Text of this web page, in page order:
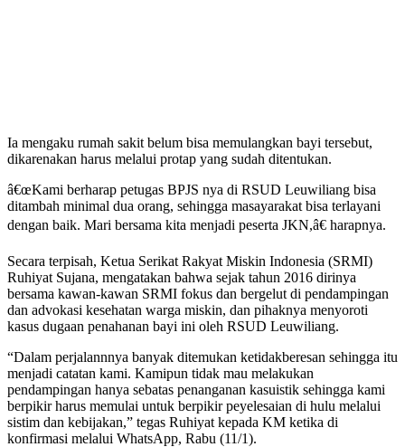
Ia mengaku rumah sakit belum bisa memulangkan bayi tersebut,
dikarenakan harus melalui protap yang sudah ditentukan.
â€œKami berharap petugas BPJS nya di RSUD Leuwiliang bisa
ditambah minimal dua orang, sehingga masayarakat bisa terlayani
dengan baik. Mari bersama kita menjadi peserta JKN,â€ harapnya.
Secara terpisah, Ketua Serikat Rakyat Miskin Indonesia (SRMI)
Ruhiyat Sujana, mengatakan bahwa sejak tahun 2016 dirinya
bersama kawan-kawan SRMI fokus dan bergelut di pendampingan
dan advokasi kesehatan warga miskin, dan pihaknya menyoroti
kasus dugaan penahanan bayi ini oleh RSUD Leuwiliang.
“Dalam perjalannnya banyak ditemukan ketidakberesan sehingga itu
menjadi catatan kami. Kamipun tidak mau melakukan
pendampingan hanya sebatas penanganan kasuistik sehingga kami
berpikir harus memulai untuk berpikir peyelesaian di hulu melalui
sistim dan kebijakan,” tegas Ruhiyat kepada KM ketika di
konfirmasi melalui WhatsApp, Rabu (11/1).